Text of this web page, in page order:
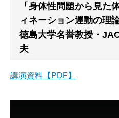
「身体性問題から見た
ィネーション運動の理論
徳島大学名誉教授・
夫
講演資料【PDF】